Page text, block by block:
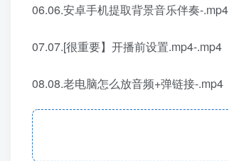
06.06.安卓手机提取背景音乐伴奏-.mp4
07.07.[很重要】开播前设置.mp4-.mp4
08.08.老电脑怎么放音频+弹链接-.mp4